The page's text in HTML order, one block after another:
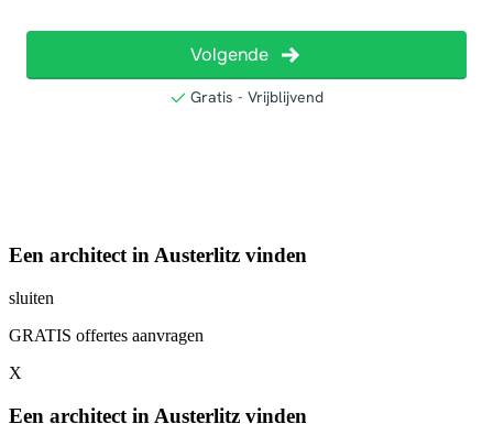
Een architect in Austerlitz vinden
sluiten
GRATIS offertes aanvragen
X
Een architect in Austerlitz vinden